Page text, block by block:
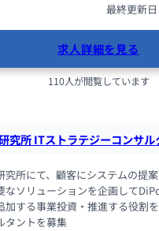
最終更新
求人詳細を見る
110人が閲覧しています
究所 ITストラテジーコンサル
究所にて、顧客にシステムの提
なソリューションを企画して
加する事業投資・推進する役割
タントを募集